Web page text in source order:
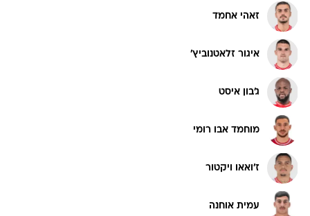
זאהי אחמד
איגור זלאטנוביץ'
ג'בון איסט
מוחמד אבו רומי
ז'ואאו ויקטור
עמית אוחנה